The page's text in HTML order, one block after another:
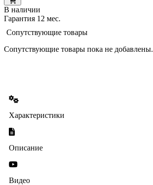
В наличии
Гарантия 12 мес.
Сопутствующие товары
Сопутствующие товары пока не добавлены.
Характеристики
Описание
Видео